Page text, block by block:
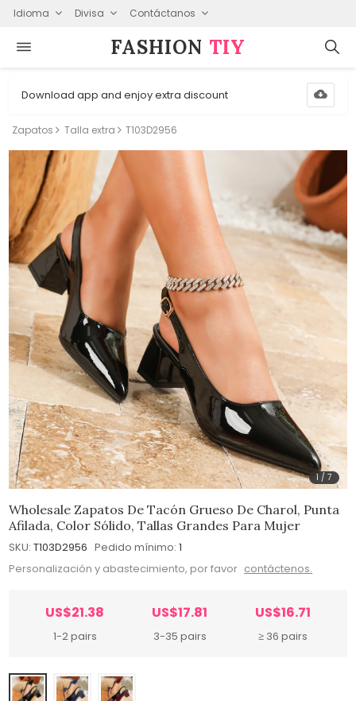
Idioma Divisa Contáctanos
FASHION⁠ TIY
Download app and enjoy extra discount
Zapatos Talla extra T103D2956
1 /7
Wholesale Zapatos De Tacón Grueso De Charol, Punta
Afilada, Color Sólido, Tallas Grandes Para Mujer
SKU: T103D2956 Pedido mínimo: 1
Personalización y abastecimiento, por favor contáctenos.
US$21.38
1-2 pairs
US$17.81
3-35 pairs
US$16.71
≥ 36 pairs